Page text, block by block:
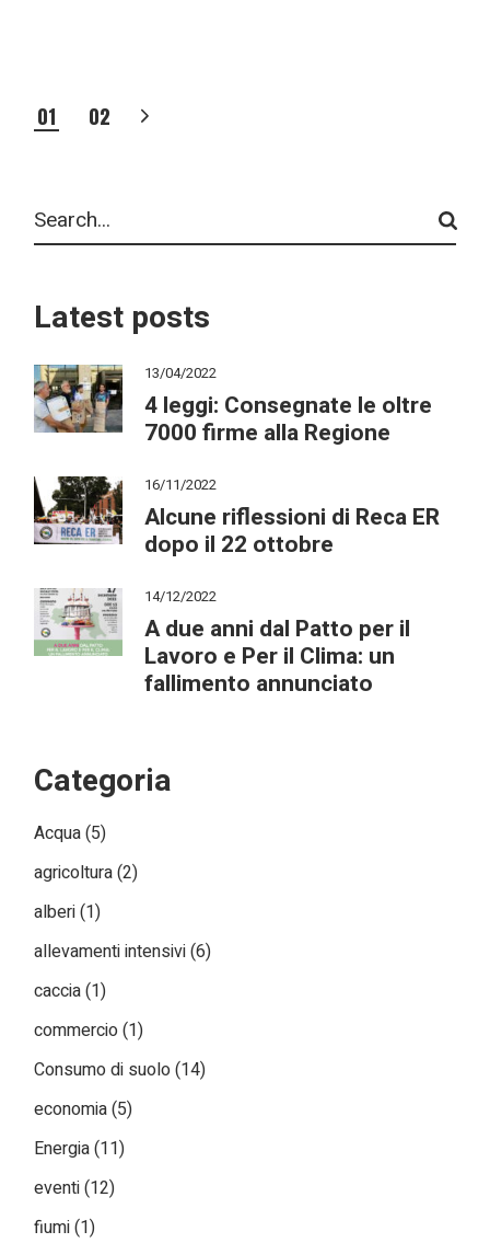
PAGINAZIONE
ARTICOLI
01 02
Latest posts
13/04/2022
4 leggi: Consegnate le oltre
7000 firme alla Regione
16/11/2022
Alcune riflessioni di Reca ER
dopo il 22 ottobre
14/12/2022
A due anni dal Patto per il
Lavoro e Per il Clima: un
fallimento annunciato
Categoria
Acqua(5)
agricoltura(2)
alberi(1)
allevamenti intensivi(6)
caccia(1)
commercio(1)
Consumo di suolo(14)
economia(5)
Energia(11)
eventi(12)
fiumi(1)